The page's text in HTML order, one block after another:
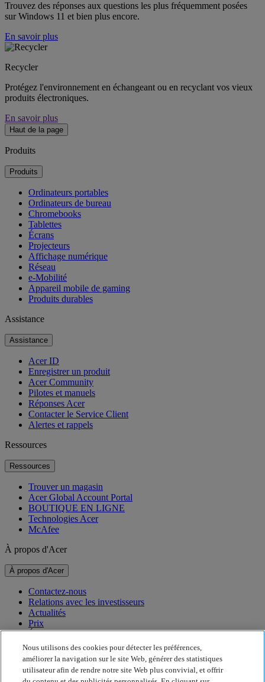
Trouvez des réponses aux questions les plus fréquemment posées
sur Windows 11 et bien plus encore.
En savoir plus
Recycler
Protégez l'environnement en échangeant ou en recyclant vos vieux
produits électroniques.
En savoir plus
Haut de la page
Produits
Produits
Ordinateurs portables
Ordinateurs de bureau
Chromebooks
Tablettes
Écrans
Projecteurs
Affichage numérique
Réseau
e-Mobilité
Appareil mobile de gaming
Produits durables
Assistance
Assistance
Acer ID
Enregistrer un produit
Acer Community
Pilotes et manuels
Réponses Acer
Contacter le Service Client
Alertes et rappels
Ressources
Ressources
Trouver un magasin
Acer Global Account Portal
BOUTIQUE EN LIGNE
Technologies Acer
McAfee
À propos d'Acer
À propos d'Acer
Contactez-nous
Relations avec les investisseurs
Actualités
Prix
Événements
Développement durable
Développement durable
Nous utilisons des cookies pour détecter les préférences,
améliorer la navigation sur le site Web, générer des statistiques
utilisateur afin de rendre notre site Web plus convivial, et offrir